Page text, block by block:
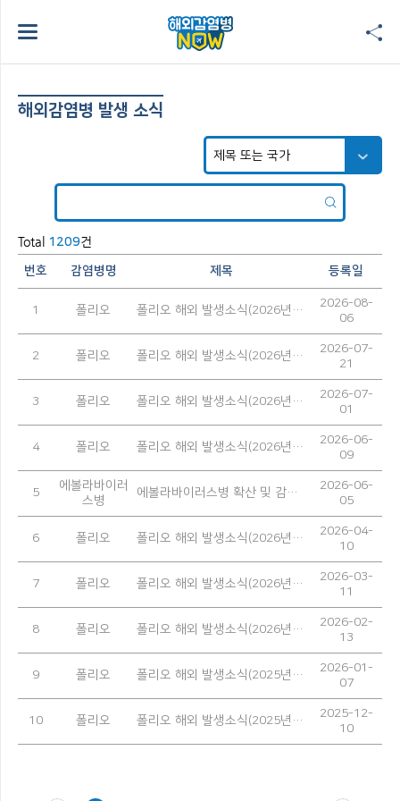
해외감염병 발생 소식
Total 1209건
번호 감염병명 제목 등록일
1 폴리오 폴리오 해외 발생소식(2026년 7월)
2026-08-
06
2 폴리오 폴리오 해외 발생소식(2026년 6월)
2026-07-
21
3 폴리오 폴리오 해외 발생소식(2026년 5월)
2026-07-
01
4 폴리오 폴리오 해외 발생소식(2026년 4월)
2026-06-
09
5
에볼라바이러
스병
에볼라바이러스병 확산 및 감염 예방을 위한 안내
2026-06-
05
6 폴리오 폴리오 해외 발생소식(2026년 3월)
2026-04-
10
7 폴리오 폴리오 해외 발생소식(2026년 2월)
2026-03-
11
8 폴리오 폴리오 해외 발생소식(2026년 1월)
2026-02-
13
9 폴리오 폴리오 해외 발생소식(2025년 12월)
2026-01-
07
10 폴리오 폴리오 해외 발생소식(2025년 11월)
2025-12-
10